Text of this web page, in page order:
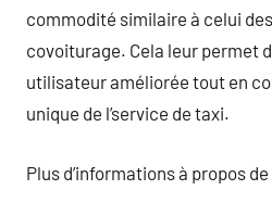
commodité similaire à celui
covoiturage. Cela leur permet
utilisateur améliorée tout en
unique de l’service de taxi.
Plus d’informations à propos de